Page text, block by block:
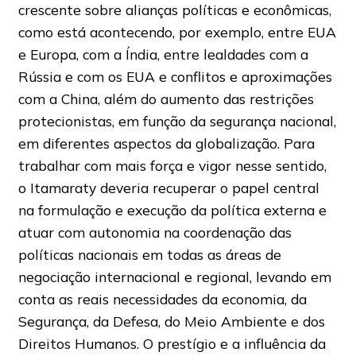
crescente sobre alianças políticas e econômicas,
como está acontecendo, por exemplo, entre EUA
e Europa, com a Índia, entre lealdades com a
Rússia e com os EUA e conflitos e aproximações
com a China, além do aumento das restrições
protecionistas, em função da segurança nacional,
em diferentes aspectos da globalização. Para
trabalhar com mais força e vigor nesse sentido,
o Itamaraty deveria recuperar o papel central
na formulação e execução da política externa e
atuar com autonomia na coordenação das
políticas nacionais em todas as áreas de
negociação internacional e regional, levando em
conta as reais necessidades da economia, da
Segurança, da Defesa, do Meio Ambiente e dos
Direitos Humanos. O prestígio e a influência da